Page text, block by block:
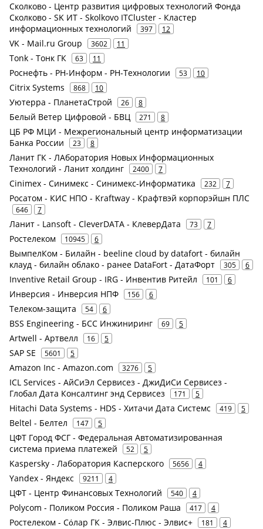
Сколково - Центр развития цифровых технологий Фонда
Сколково - SK ИТ - Skolkovo ITCluster - Кластер
информационных технологий
397 12
VK - Mail.ru Group 3602 11
Tonk - Тонк ГК 63 11
Роснефть - РН-Информ - РН-Технологии 53 10
Citrix Systems 868 10
Уютерра - ПланетаСтрой 26 8
Белый Ветер Цифровой - БВЦ 271 8
ЦБ РФ МЦИ - Межрегиональный центр информатизации
Банка России
23 8
Ланит ГК - ЛАборатория Новых Информационных
Технологий - Ланит холдинг
2400 7
Cinimex - Синимекс - Синимекс-Информатика 232 7
Росатом - КИС НПО - Kraftway - Крафтвэй корпорэйшн ПЛС
646 7
Ланит - Lansoft - CleverDATA - КлеверДата 73 7
Ростелеком 10945 6
ВымпелКом - Билайн - beeline cloud by datafort - билайн
клауд - билайн облако - ранее DataFort - ДатаФорт
305 6
Inventive Retail Group - IRG - Инвентив Ритейл 101 6
Инверсия - Инверсия НПФ 156 6
Телеком-защита 54 6
BSS Engineering - БСС Инжиниринг 69 5
Artwell - Артвелл 16 5
SAP SE 5601 5
Amazon Inc - Amazon.com 3276 5
ICL Services - АйСиЭл Сервисез - ДжиДиСи Сервисез -
Глобал Дата Консалтинг энд Сервисез
171 5
Hitachi Data Systems - HDS - Хитачи Дата Системс 419 5
Beltel - Белтел 147 5
ЦФТ Город ФСГ - Федеральная Автоматизированная
система приема платежей
52 5
Kaspersky - Лаборатория Касперского 5656 4
Yandex - Яндекс 9211 4
ЦФТ - Центр Финансовых Технологий 540 4
Polycom - Поликом Россия - Поликом Раша 417 4
Ростелеком - Сόлар ГК - Элвис-Плюс - Элвис+ 181 4